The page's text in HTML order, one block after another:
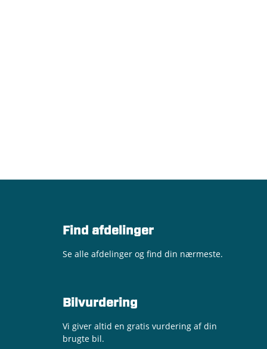
Find afdelinger
Se alle afdelinger og find din nærmeste.
Bilvurdering
Vi giver altid en gratis vurdering af din
brugte bil.